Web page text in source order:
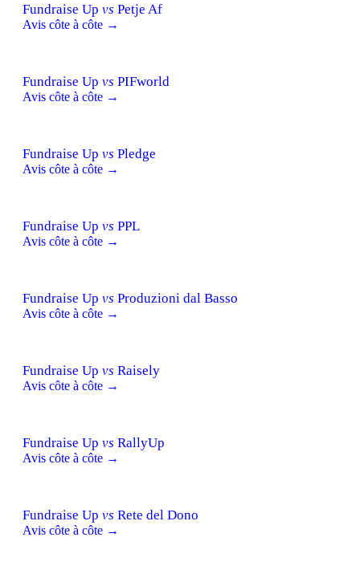
Fundraise Up vs Petje Af
Avis côte à côte →
Fundraise Up vs PIFworld
Avis côte à côte →
Fundraise Up vs Pledge
Avis côte à côte →
Fundraise Up vs PPL
Avis côte à côte →
Fundraise Up vs Produzioni dal Basso
Avis côte à côte →
Fundraise Up vs Raisely
Avis côte à côte →
Fundraise Up vs RallyUp
Avis côte à côte →
Fundraise Up vs Rete del Dono
Avis côte à côte →